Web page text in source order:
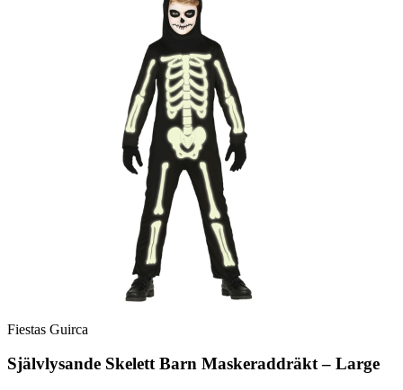
Fiestas Guirca
Självlysande Skelett Barn Maskeraddräkt – Large